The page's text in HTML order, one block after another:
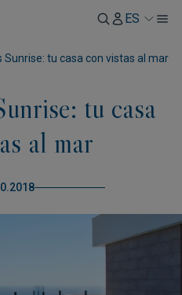
ES
Sunrise: tu casa con vistas al mar
tu casa
al mar